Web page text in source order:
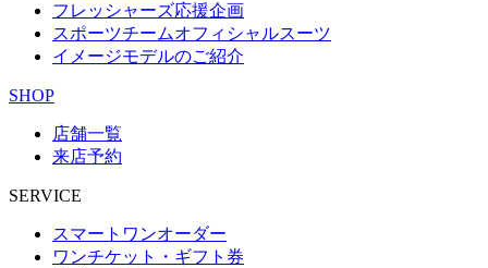
フレッシャーズ応援企画
スポーツチームオフィシャルスーツ
イメージモデルのご紹介
SHOP
店舗一覧
来店予約
SERVICE
スマートワンオーダー
ワンチケット・ギフト券